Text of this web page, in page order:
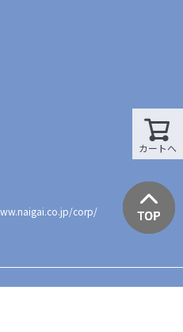
カートへ
corp/
Rights reserved.